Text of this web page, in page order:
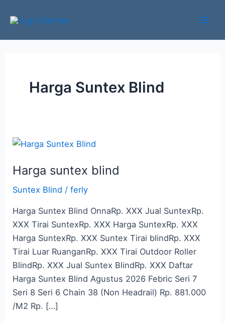
Harga Suntex Blind
Harga suntex blind
Suntex Blind /ferly
Harga Suntex Blind OnnaRp. XXX Jual SuntexRp.
XXX Tirai SuntexRp. XXX Harga SuntexRp. XXX
Harga SuntexRp. XXX Suntex Tirai blindRp. XXX
Tirai Luar RuanganRp. XXX Tirai Outdoor Roller
BlindRp. XXX Jual Suntex BlindRp. XXX Daftar
Harga Suntex Blind Agustus 2026 Febric Seri 7
Seri 8 Seri 6 Chain 38 (Non Headrail) Rp. 881.000
/M2 Rp. […]
Harga
blind